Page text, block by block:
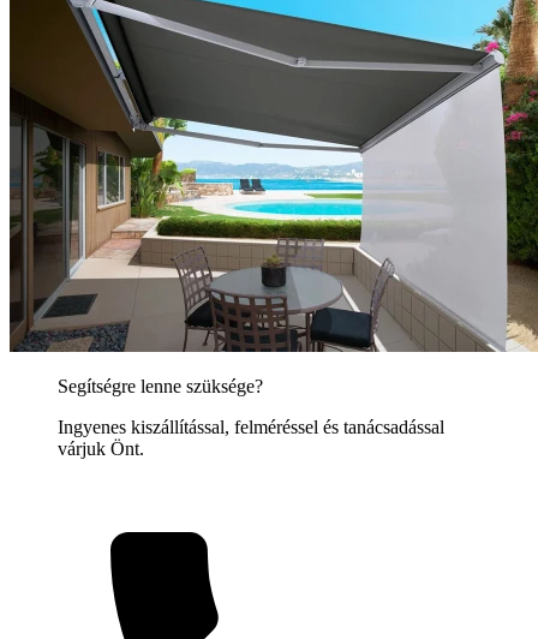
Segítségre lenne szüksége?
Ingyenes kiszállítással, felméréssel és tanácsadással
várjuk Önt.